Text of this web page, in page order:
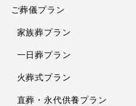
2024年7月
2024年6月
2024年2月
2024年1月
ご葬儀プラン
家族葬プラン
一日葬プラン
火葬式プラン
直葬・永代供養プラン